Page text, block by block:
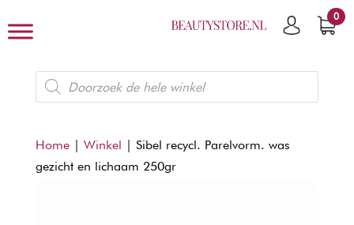
0
Producten
zoeken
Home| Winkel | Sibel recycl. Parelvorm. was
gezicht en lichaam 250gr